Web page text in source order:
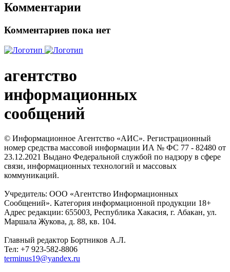
Комментарии
Комментариев пока нет
агентство
информационных
сообщений
© Информационное Агентство «АИС». Регистрационный
номер средства массовой информации ИА № ФС 77 - 82480 от
23.12.2021 Выдано Федеральной службой по надзору в сфере
связи, информационных технологий и массовых
коммуникаций.
Учредитель: ООО «Агентство Информационных
Сообщений». Категория информационной продукции 18+
Адрес редакции: 655003, Республика Хакасия, г. Абакан, ул.
Маршала Жукова, д. 88, кв. 104.
Главный редактор Бортников А.Л.
Тел: +7 923-582-8806
terminus19@yandex.ru